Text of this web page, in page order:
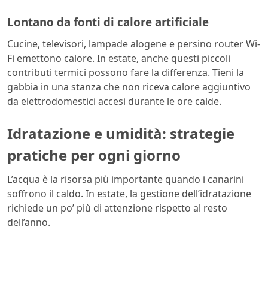
Lontano da fonti di calore artificiale
Cucine, televisori, lampade alogene e persino router Wi-
Fi emettono calore. In estate, anche questi piccoli
contributi termici possono fare la differenza. Tieni la
gabbia in una stanza che non riceva calore aggiuntivo
da elettrodomestici accesi durante le ore calde.
Idratazione e umidità: strategie
pratiche per ogni giorno
L’acqua è la risorsa più importante quando i canarini
soffrono il caldo. In estate, la gestione dell’idratazione
richiede un po’ più di attenzione rispetto al resto
dell’anno.